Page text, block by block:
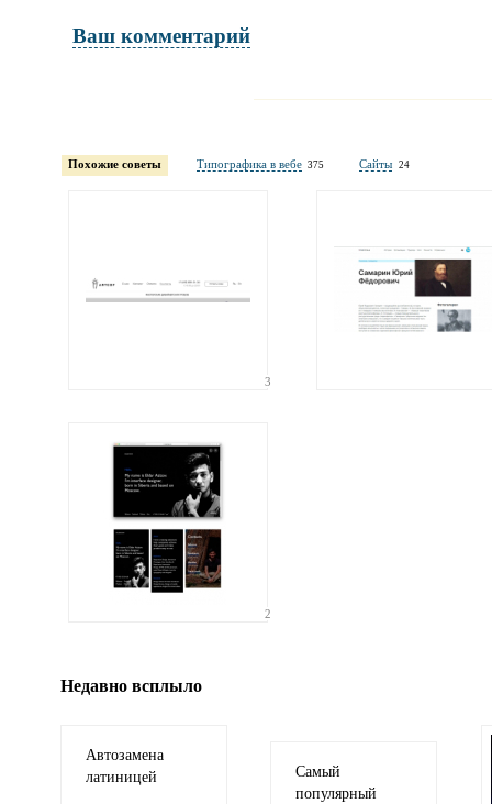
Ваш комментарий
обязательны полностью для публикации
гиф или джипег шириной не более 700
Похожие советы Типографика в вебе 375 Сайты 24
3
2
Недавно всплыло
Автозамена
латиницей
Самый
популярный